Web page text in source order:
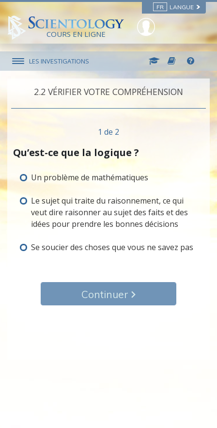
FR LANGUE
COURS EN LIGNE
LES INVESTIGATIONS
2.‎2 VÉRIFIER VOTRE COMPRÉHENSION
1 de 2
Qu’est-ce que la logique ?
Un problème de mathématiques
Le sujet qui traite du raisonnement, ce qui
veut dire raisonner au sujet des faits et des
idées pour prendre les bonnes décisions
Se soucier des choses que vous ne savez pas
Continuer